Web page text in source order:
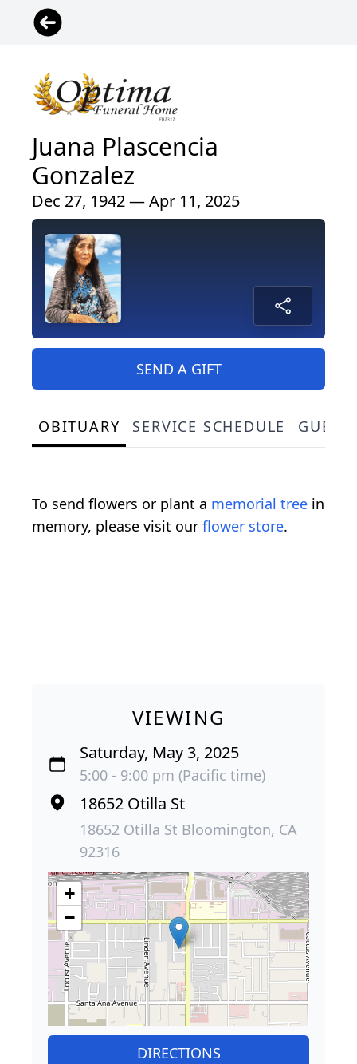
Juana Plascencia
Gonzalez
Dec 27, 1942 — Apr 11, 2025
SEND A GIFT
OBITUARY SERVICE SCHEDULE
To send flowers or plant a memorial tree in
memory, please visit our flower store.
VIEWING
Saturday, May 3, 2025
5:00 - 9:00 pm (Pacific time)
18652 Otilla St
18652 Otilla St Bloomington, CA
92316
+
−
DIRECTIONS